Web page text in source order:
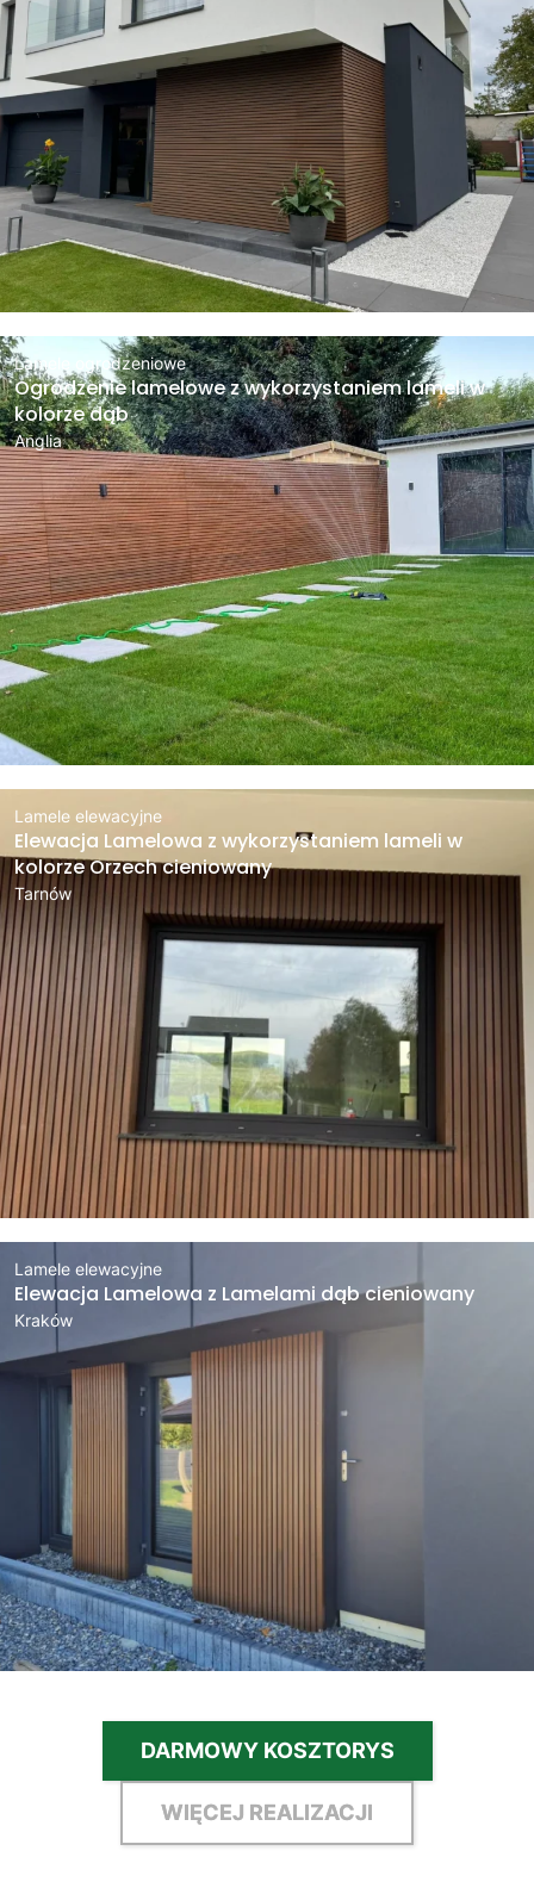
Lamele ogrodzeniowe
Ogrodzenie lamelowe z wykorzystaniem lameli w
kolorze dąb
Anglia
Lamele elewacyjne
Elewacja Lamelowa z wykorzystaniem lameli w
kolorze Orzech cieniowany
Tarnów
Lamele elewacyjne
Elewacja Lamelowa z Lamelami dąb cieniowany
Kraków
DARMOWY KOSZTORYS
WIĘCEJ REALIZACJI